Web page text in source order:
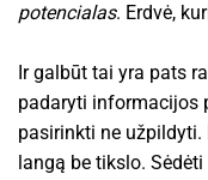
potencialas. Erdvė,
Ir galbūt tai yra pats
padaryti informacijos
pasirinkti ne
langą be tikslo.